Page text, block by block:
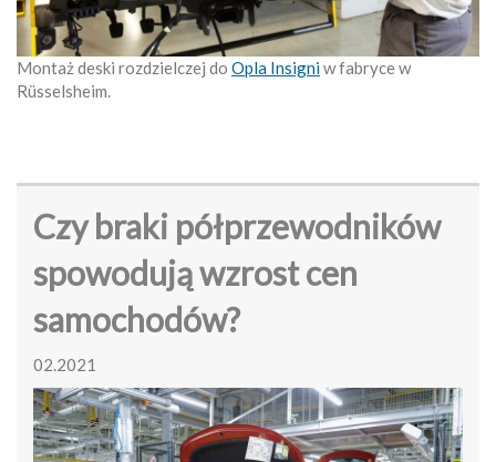
Montaż deski rozdzielczej do Opla Insigniw fabryce w
Rüsselsheim.
Czy braki półprzewodników
spowodują wzrost cen
samochodów?
02.2021